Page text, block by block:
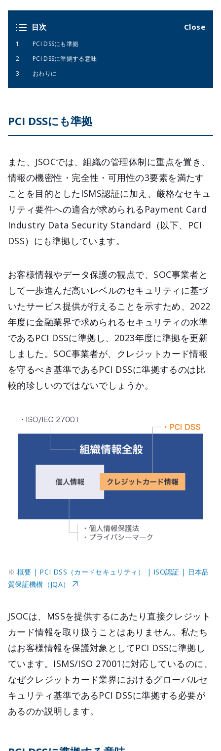
目次
PCI DSSにも準拠
PCI DSSに準拠する意味
おわりに
PCI DSSにも準拠
また、JSOCでは、組織の管理体制に重点を置き、
情報の機密性・完全性・可用性の3要素を満たす
ことを目的としたISMS認証に加え、厳格なセキュ
リティ要件への適合が求められるPayment Card
Industry Data Security Standard（以下、PCI
DSS）にも準拠しています。
お客様情報やデータ保護の観点で、SOC事業者と
して一歩進んだ高いレベルのセキュリティに基づ
いたサービス提供が行えることを示すため、2022
年度に金融業界で求められるセキュリティの水準
であるPCI DSSに準拠し、2023年度に準拠を更新
しました。SOC事業者が、クレジットカード情報
を守るべき基準であるPCI DSSに準拠するのは比
較的珍しいのではないでしょうか。
※ 概要 | PCI DSS（カードセキュリティ） | ISO認証 | 日本品
質保証機構（JQA）
JSOCは、MSSを提供するにあたり直接クレジット
カード情報を取り扱うことはありません。私たち
はお客様情報を保護対象としてPCI DSSに準拠し
ています。ISMS/ISO 27001に対応しているのに、
なぜクレジットカード業界におけるグローバルセ
キュリティ基準であるPCI DSSに準拠する必要が
あるのか説明します。